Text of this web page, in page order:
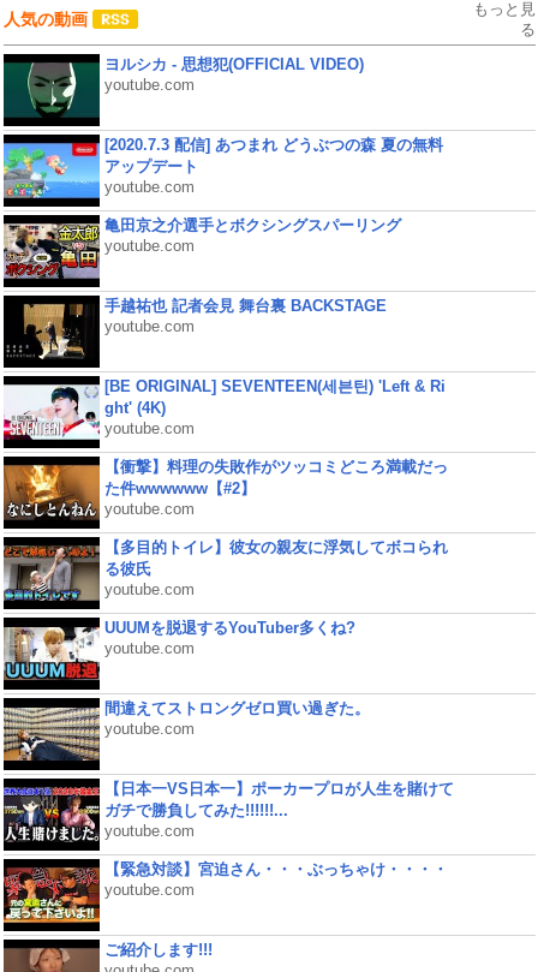
人気の動画
もっと見
る
ヨルシカ - 思想犯(OFFICIAL VIDEO)
youtube.com
[2020.7.3 配信] あつまれ どうぶつの森 夏の無料
アップデート
youtube.com
亀田京之介選手とボクシングスパーリング
youtube.com
手越祐也 記者会見 舞台裏 BACKSTAGE
youtube.com
[BE ORIGINAL] SEVENTEEN(세븐틴) 'Left & Ri
ght' (4K)
youtube.com
【衝撃】料理の失敗作がツッコミどころ満載だっ
た件wwwwww【#2】
youtube.com
【多目的トイレ】彼女の親友に浮気してボコられ
る彼氏
youtube.com
UUUMを脱退するYouTuber多くね?
youtube.com
間違えてストロングゼロ買い過ぎた。
youtube.com
【日本一VS日本一】ポーカープロが人生を賭けて
ガチで勝負してみた!!!!!!...
youtube.com
【緊急対談】宮迫さん・・・ぶっちゃけ・・・・
youtube.com
ご紹介します!!!